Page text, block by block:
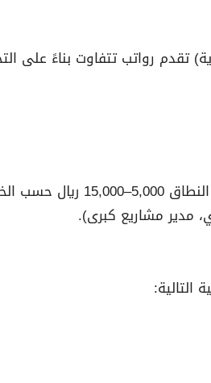
تقدم رواتب تتفاوت بناءً على
والمؤهل.